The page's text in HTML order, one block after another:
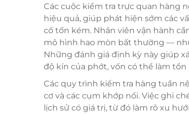
Các cuộc kiểm tra trực quan hàng
hiệu quả, giúp phát hiện sớm các
cố tốn kém. Nhân viên vận hành
mô hình hao mòn bất thường —
Những đánh giá định kỳ này giúp
độ kín của phớt, vốn có thể làm
Các quy trình kiểm tra hàng tuần
cơ và các cụm khớp nối. Việc ghi
lịch sử có giá trị, từ đó làm rõ xu